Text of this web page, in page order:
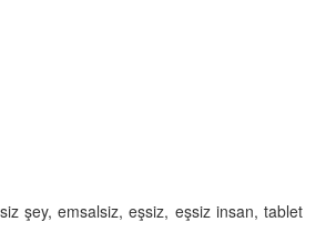
şey, emsalsiz, eşsiz, eşsiz insan, tablet